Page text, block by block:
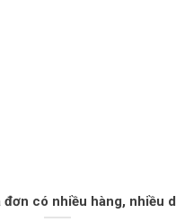
đơn có nhiều hàng, nhiều